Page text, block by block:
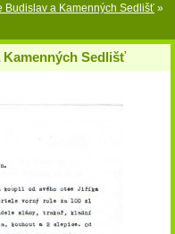
Budislav a Kamenných Sedlišť »
Sedlišť